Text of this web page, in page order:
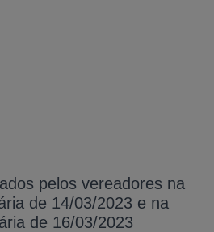
pelos vereadores na
de 14/03/2023 e na
de 16/03/2023